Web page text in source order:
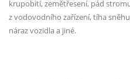
krupobití, zemětřesení, pád
z vodovodního zařízení, tíha
náraz vozidla a jiné.